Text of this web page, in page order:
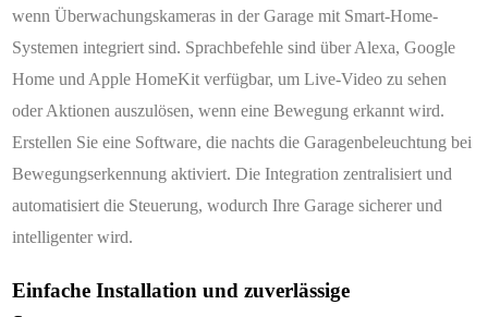
wenn Überwachungskameras in der Garage mit Smart-Home-
Systemen integriert sind. Sprachbefehle sind über Alexa, Google
Home und Apple HomeKit verfügbar, um Live-Video zu sehen
oder Aktionen auszulösen, wenn eine Bewegung erkannt wird.
Erstellen Sie eine Software, die nachts die Garagenbeleuchtung bei
Bewegungserkennung aktiviert. Die Integration zentralisiert und
automatisiert die Steuerung, wodurch Ihre Garage sicherer und
intelligenter wird.
Einfache Installation und zuverlässige